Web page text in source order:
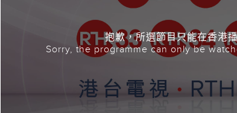
抱歉，所選節目只能在香港
Sorry, the programme can only be